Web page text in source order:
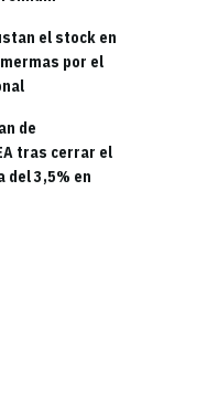
el stock en
por el
de
tras cerrar el
del 3,5% en